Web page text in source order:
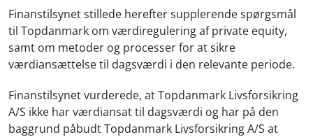
Finanstilsynet stillede herefter supplerende spørgsmål
til Topdanmark om værdiregulering af private equity,
samt om metoder og processer for at sikre
værdiansættelse til dagsværdi i den relevante periode.
Finanstilsynet vurderede, at Topdanmark Livsforsikring
A/S ikke har værdiansat til dagsværdi og har på den
baggrund påbudt Topdanmark Livsforsikring A/S at